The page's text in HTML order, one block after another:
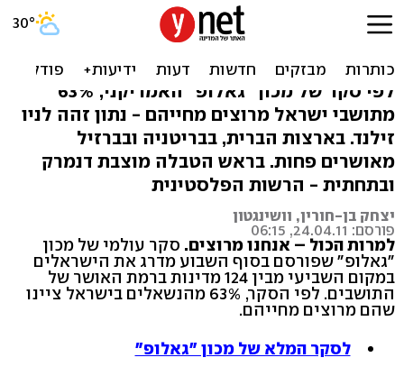
"מדד האושר": הישראלים
במקום השביעי בעולם
לפי סקר של מכון "גאלופ" האמריקני, 63%
מתושבי ישראל מרוצים מחייהם - נתון זהה לניו
זילנד. בארצות הברית, בבריטניה ובברזיל
מאושרים פחות. בראש הטבלה מוצבת דנמרק
ובתחתית - הרשות הפלסטינית
יצחק בן-חורין, וושינגטון
פורסם: 24.04.11, 06:15
למרות הכול – אנחנו מרוצים. סקר עולמי של מכון
"גאלופ" שפורסם בסוף השבוע מדרג את הישראלים
במקום השביעי מבין 124 מדינות ברמת האושר של
התושבים. לפי הסקר, 63% מהנשאלים בישראל ציינו
שהם מרוצים מחייהם.
לסקר המלא של מכון "גאלופ"